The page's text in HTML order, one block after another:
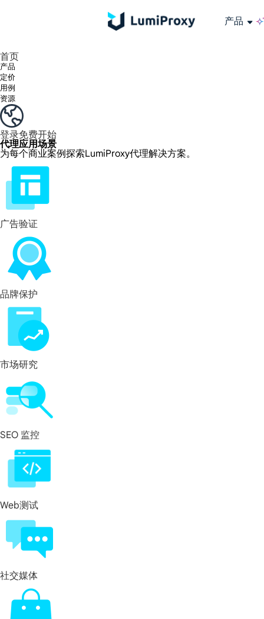
产品
首页
产品
定价
用例
资源
登录免费开始
代理应用场景
为每个商业案例探索LumiProxy代理解决方案。
广告验证
品牌保护
市场研究
SEO 监控
Web测试
社交媒体